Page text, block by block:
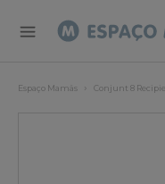
Espaço Mamãs Conjunt 8